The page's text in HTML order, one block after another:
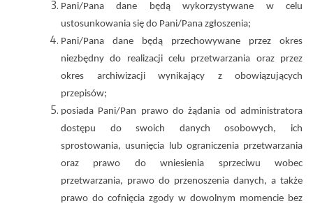
Pani/Pana dane będą wykorzystywane w celu
ustosunkowania się do Pani/Pana zgłoszenia;
Pani/Pana dane będą przechowywane przez okres
niezbędny do realizacji celu przetwarzania oraz przez
okres archiwizacji wynikający z obowiązujących
przepisów;
posiada Pani/Pan prawo do żądania od administratora
dostępu do swoich danych osobowych, ich
sprostowania, usunięcia lub ograniczenia przetwarzania
oraz prawo do wniesienia sprzeciwu wobec
przetwarzania, prawo do przenoszenia danych, a także
prawo do cofnięcia zgody w dowolnym momencie bez